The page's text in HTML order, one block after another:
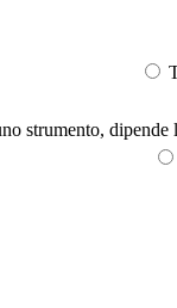
strumento, dipende